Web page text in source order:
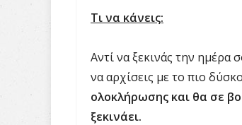
Τι να κάνεις:
Αντί να ξεκινάς την ημέρα
να αρχίσεις με το πιο
ολοκλήρωσης και θα σε
ξεκινάει.